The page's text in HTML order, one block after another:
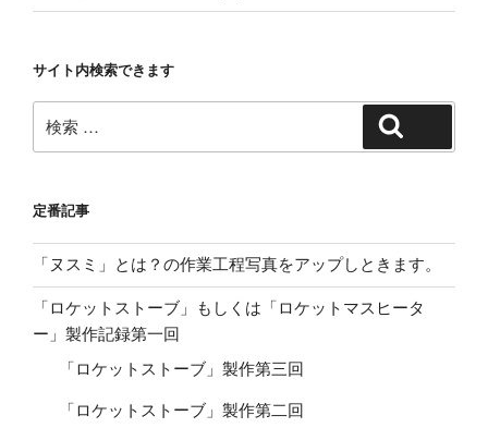
サイト内検索できます
索:
定番記事
「ヌスミ」とは？の作業工程写真をアップしときます。
「ロケットストーブ」もしくは「ロケットマスヒータ
ー」製作記録第一回
「ロケットストーブ」製作第三回
「ロケットストーブ」製作第二回